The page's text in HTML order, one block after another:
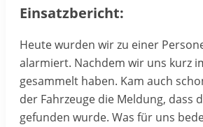
Einsatzbericht:
Heute wurden wir zu einer
alarmiert. Nachdem wir uns kurz
gesammelt haben. Kam auch
der Fahrzeuge die Meldung, dass
gefunden wurde. Was für uns